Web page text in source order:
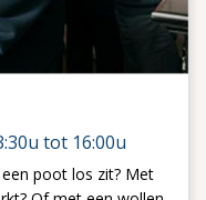
tot 16:00u
poot los zit? Met